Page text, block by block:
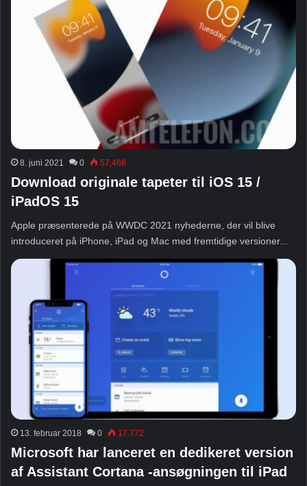
8. juni 2021 0 57,468
Download originale tapeter til iOS 15 /
iPadOS 15
Apple præsenterede på WWDC 2021 nyhederne, der vil blive
introduceret på iPhone, iPad og Mac med fremtidige versioner...
13. februar 2018 0 17.772
Microsoft har lanceret en dedikeret version
af Assistant Cortana -ansøgningen til iPad